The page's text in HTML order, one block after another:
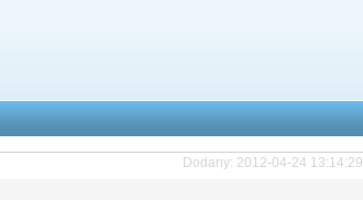
Dodany: 2012-04-24 13:14:29